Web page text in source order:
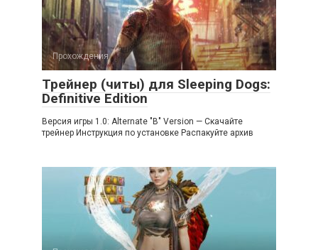
Прохождения
Трейнер (читы) для Sleeping Dogs:
Definitive Edition
Версия игры 1.0: Alternate "B" Version — Скачайте
трейнер Инструкция по установке Распакуйте архив